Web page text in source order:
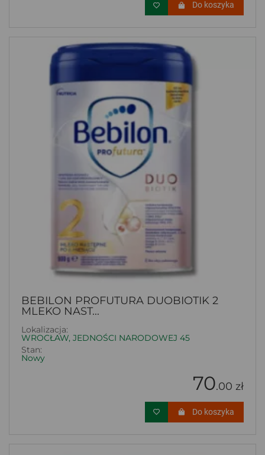
Do koszyka
BEBILON PROFUTURA DUOBIOTIK 2
MLEKO NAST...
Lokalizacja:
WROCŁAW, JEDNOŚCI NARODOWEJ 45
Stan:
Nowy
70.00 zł
Do koszyka